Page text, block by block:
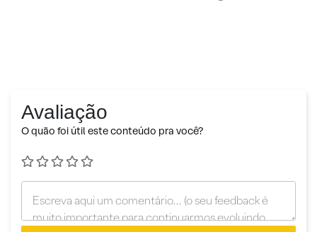
Avaliação
O quão foi útil este conteúdo pra você?